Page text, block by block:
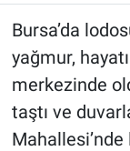
Bursa’da
yağmur,
merkezinde
taştı ve
Mahallesi’nde